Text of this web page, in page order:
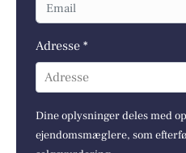
Adresse *
Adresse
Dine oplysninger deles med
ejendomsmæglere, som